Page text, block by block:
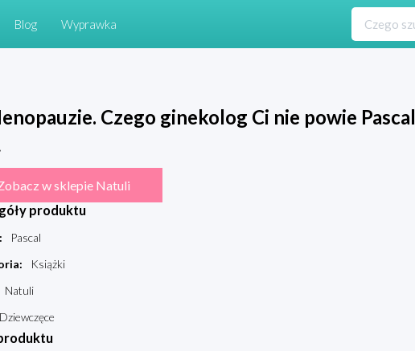
Blog Wyprawka
Czego ginekolog Ci nie powie Pascal
w sklepie Natuli
produktu
:
Pascal
:
Książki
Natuli
Dziewczęce